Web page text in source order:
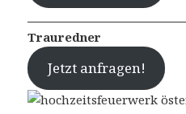
Trauredner
Jetzt anfragen!